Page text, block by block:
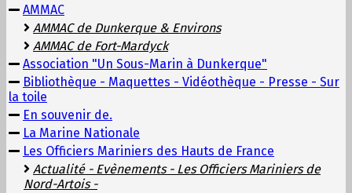
AMMAC
AMMAC de Dunkerque & Environs
AMMAC de Fort-Mardyck
Association "Un Sous-Marin à Dunkerque"
Bibliothèque - Maquettes - Vidéothèque - Presse - Sur
la toile
En souvenir de.
La Marine Nationale
Les Officiers Mariniers des Hauts de France
Actualité - Evènements - Les Officiers Mariniers de
Nord-Artois -